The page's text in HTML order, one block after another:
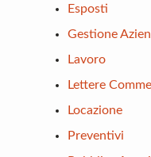
Esposti
Gestione
Lavoro
Lettere
Locazione
Preventivi